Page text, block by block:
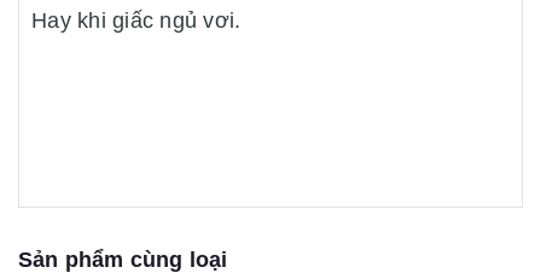
Hay khi giấc ngủ vơi.
Sản phẩm cùng loại